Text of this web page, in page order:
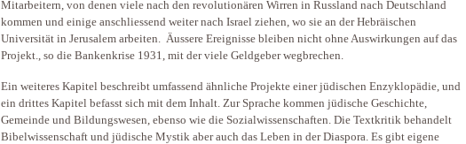
Mitarbeitern, von denen viele nach den revolutionären Wirren in Russland nach Deutschland
kommen und einige anschliessend weiter nach Israel ziehen, wo sie an der Hebräischen
Universität in Jerusalem arbeiten. Äussere Ereignisse bleiben nicht ohne Auswirkungen auf das
Projekt., so die Bankenkrise 1931, mit der viele Geldgeber wegbrechen.
Ein weiteres Kapitel beschreibt umfassend ähnliche Projekte einer jüdischen Enzyklopädie, und
ein drittes Kapitel befasst sich mit dem Inhalt. Zur Sprache kommen jüdische Geschichte,
Gemeinde und Bildungswesen, ebenso wie die Sozialwissenschaften. Die Textkritik behandelt
Bibelwissenschaft und jüdische Mystik aber auch das Leben in der Diaspora. Es gibt eigene